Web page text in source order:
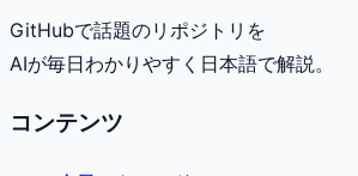
GitHubで話題のリポジトリを
AIが毎日わかりやすく日本語で解説。
コンテンツ